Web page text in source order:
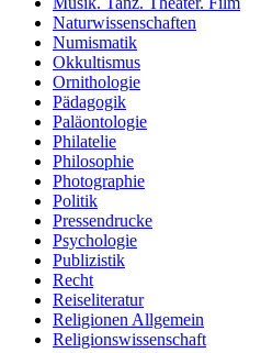
Naturwissenschaften
Numismatik
Okkultismus
Ornithologie
Pädagogik
Paläontologie
Philatelie
Philosophie
Photographie
Politik
Pressendrucke
Psychologie
Publizistik
Recht
Reiseliteratur
Religionen Allgemein
Religionswissenschaft